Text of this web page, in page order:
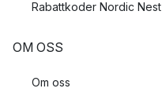
Rabattkoder Nordic Nest
OM OSS
Om oss